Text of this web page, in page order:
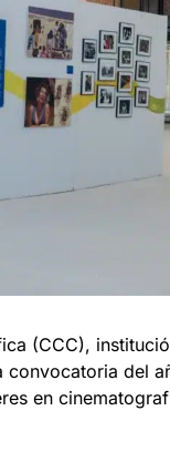
(CCC),
del
en